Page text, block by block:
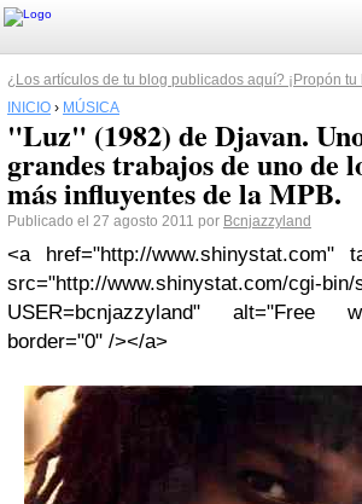
¿Los artículos de tu blog publicados aquí? ¡Propón tu
INICIO › MÚSICA
"Luz" (1982) de Djavan.
grandes trabajos de uno de
más influyentes de la MPB.
Publicado el 27 agosto 2011 por Bcnjazzyland
<a href="http://www.shinystat.com"
src="http://www.shinystat.com/cgi-bin/
USER=bcnjazzyland" alt="Free
border="0" /></a>